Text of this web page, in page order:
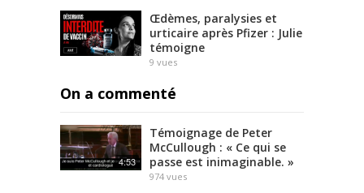
Œdèmes, paralysies et
urticaire après Pfizer : Julie
témoigne
9 vues
On a commenté
4:53
Témoignage de Peter
McCullough : « Ce qui se
passe est inimaginable. »
974 vues